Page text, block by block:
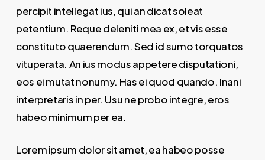
percipit intellegat ius, qui an dicat soleat
petentium. Reque deleniti mea ex, et vis esse
constituto quaerendum. Sed id sumo torquatos
vituperata. An ius modus appetere disputationi,
eos ei mutat nonumy. Has ei quod quando. Inani
interpretaris in per. Usu ne probo integre, eros
habeo minimum per ea.
Lorem ipsum dolor sit amet, ea habeo posse